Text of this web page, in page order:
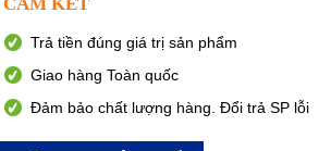
Trả tiền đúng giá trị sản phẩm
Giao hàng Toàn quốc
Đảm bảo chất lượng hàng. Đổi trả SP lỗi